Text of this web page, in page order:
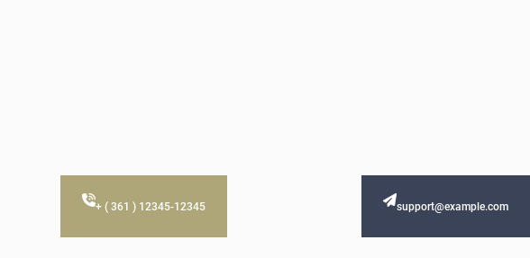
+ ( 361 ) 12345-12345 support@example.com